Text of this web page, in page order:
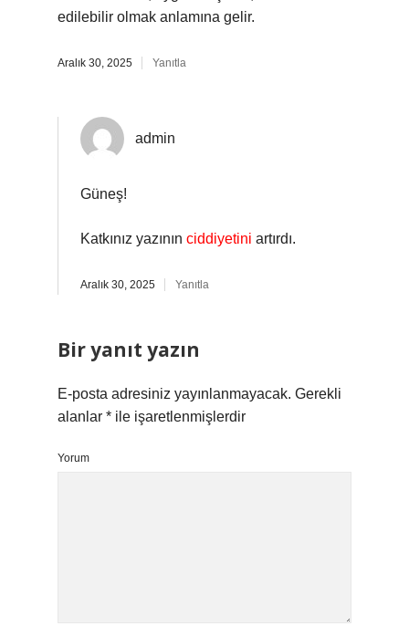
edilebilir olmak anlamına gelir.
Aralık 30, 2025 Yanıtla
admin
Güneş!
Katkınız yazının ciddiyetini artırdı.
Aralık 30, 2025 Yanıtla
Bir yanıt yazın
E-posta adresiniz yayınlanmayacak. Gerekli
alanlar * ile işaretlenmişlerdir
Yorum